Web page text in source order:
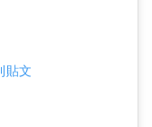
貼文